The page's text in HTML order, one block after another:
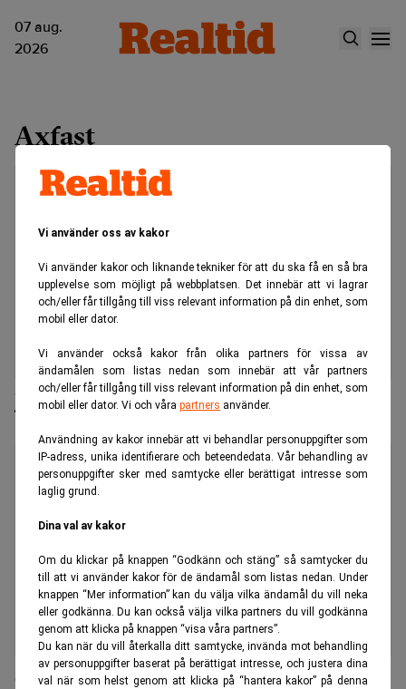
Vi använder oss av kakor
Vi använder kakor och liknande tekniker för att du ska få en så bra
upplevelse som möjligt på webbplatsen. Det innebär att vi lagrar
och/eller får tillgång till viss relevant information på din enhet, som
mobil eller dator.
Vi använder också kakor från olika partners för vissa av
ändamålen som listas nedan som innebär att vår partners
och/eller får tillgång till viss relevant information på din enhet, som
mobil eller dator. Vi och våra partners använder.
Användning av kakor innebär att vi behandlar personuppgifter som
IP-adress, unika identifierare och beteendedata. Vår behandling av
personuppgifter sker med samtycke eller berättigat intresse som
laglig grund.
Dina val av kakor
Om du klickar på knappen “Godkänn och stäng” så samtycker du
till att vi använder kakor för de ändamål som listas nedan. Under
knappen “Mer information” kan du välja vilka ändamål du vill neka
eller godkänna. Du kan också välja vilka partners du vill godkänna
genom att klicka på knappen “visa våra partners”.
Du kan när du vill återkalla ditt samtycke, invända mot behandling
av personuppgifter baserat på berättigat intresse, och justera dina
val när som helst genom att klicka på “hantera kakor” på denna
07 aug.
2026
Axfast
Johan Berfenstam ny vd för Axfast
Stadsrum Fastigheter förvärvar Åhlénshuset i